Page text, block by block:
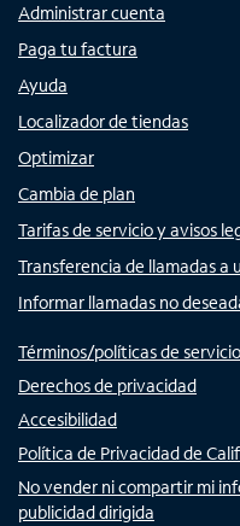
Administrar cuenta
Paga tu factura
Ayuda
Localizador de tiendas
Optimizar
Cambia de plan
Tarifas de servicio y avisos
Transferencia de llamadas a
Informar llamadas no
Términos/políticas de servicio
Derechos de privacidad
Accesibilidad
Política de Privacidad de
No vender ni compartir mi
publicidad dirigida